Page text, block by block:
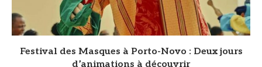
Festival des Masques à Porto-Novo : Deux jours
d’animations à découvrir